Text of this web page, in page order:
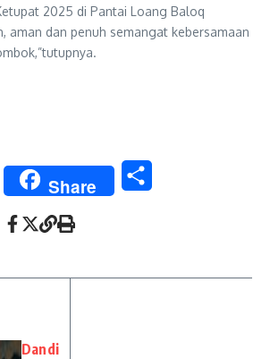
2025 di Pantai Loang Baloq
aman dan penuh semangat kebersamaan
Twitter Share
Dandi